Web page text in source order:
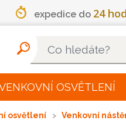
expedice do 24
OSVĚTLENÍ
osvětlení Venkovní